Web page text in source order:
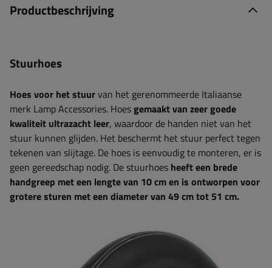
Productbeschrijving
Stuurhoes
Hoes voor het stuurvan het gerenommeerde Italiaanse
merk Lamp Accessories. Hoesgemaakt van zeer goede
kwaliteit ultrazacht leer, waardoor de handen niet van het
stuur kunnen glijden. Het beschermt het stuur perfect tegen
tekenen van slijtage. De hoes is eenvoudig te monteren, er is
geen gereedschap nodig. De stuurhoes heeft een brede
handgreep met een lengte van 10 cm en is ontworpen voor
grotere sturen met een diameter van 49 cm tot 51 cm.